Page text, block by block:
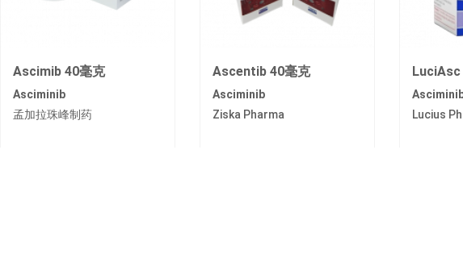
Ascimib 40毫克
Asciminib
孟加拉珠峰制药
Ascentib 40毫克
Asciminib
Ziska Pharma
LuciAsc
Lucius